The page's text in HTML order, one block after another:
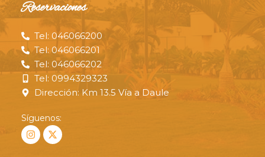
Reservaciones
Tel: 046066200
Tel: 046066201
Tel: 046066202
Tel: 0994329323
Dirección: Km 13.5 Vía a Daule
Síguenos: